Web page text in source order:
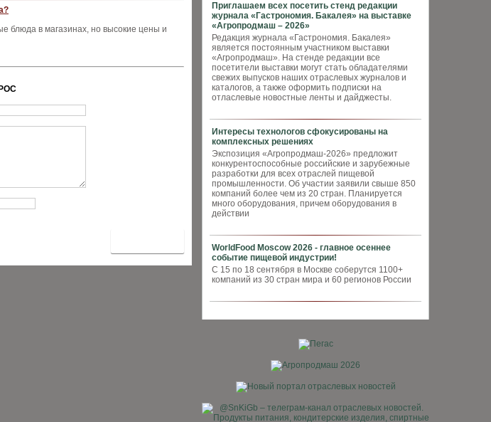
Приглашаем всех посетить стенд редакции
журнала «Гастрономия. Бакалея» на выставке
«Агропродмаш – 2026»
Редакция журнала «Гастрономия. Бакалея»
является постоянным участником выставки
«Агропродмаш». На стенде редакции все
посетители выставки могут стать обладателями
свежих выпусков наших отраслевых журналов и
каталогов, а также оформить подписки на
отласлевые новостные ленты и дайджесты.
Интересы технологов сфокусированы на
комплексных решениях
Экспозиция «Агропродмаш-2026» предложит
конкурентоспособные российские и зарубежные
разработки для всех отраслей пищевой
промышленности. Об участии заявили свыше 850
компаний более чем из 20 стран. Планируется
много оборудования, причем оборудования в
действии
WorldFood Moscow 2026 - главное осеннее
событие пищевой индустрии!
С 15 по 18 сентября в Москве соберутся 1100+
компаний из 30 стран мира и 60 регионов России
блюда в магазинах, но высокие цены и